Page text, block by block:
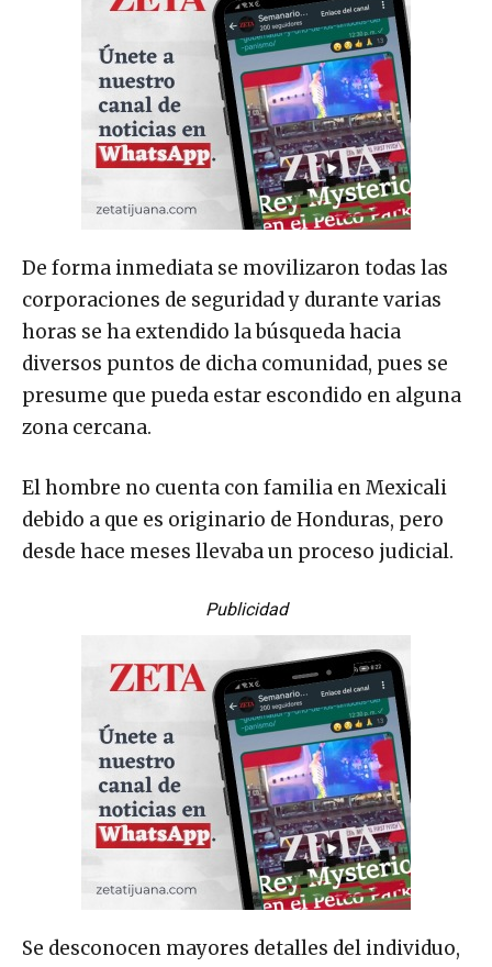
De forma inmediata se movilizaron todas las
corporaciones de seguridad y durante varias
horas se ha extendido la búsqueda hacia
diversos puntos de dicha comunidad, pues se
presume que pueda estar escondido en alguna
zona cercana.
El hombre no cuenta con familia en Mexicali
debido a que es originario de Honduras, pero
desde hace meses llevaba un proceso judicial.
Publicidad
Se desconocen mayores detalles del individuo,